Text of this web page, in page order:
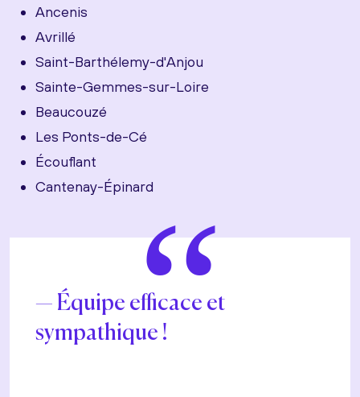
Ancenis
Avrillé
Saint-Barthélemy-d'Anjou
Sainte-Gemmes-sur-Loire
Beaucouzé
Les Ponts-de-Cé
Écouflant
Cantenay-Épinard“
Équipe efficace et
sympathique !